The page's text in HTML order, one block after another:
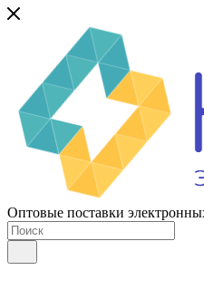
Оптовые поставки